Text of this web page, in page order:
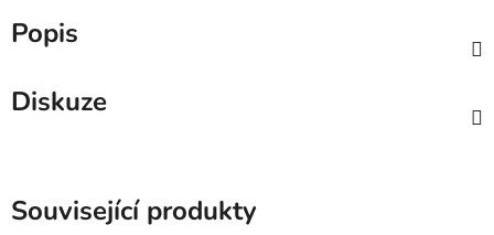
Popis
Diskuze
Související produkty